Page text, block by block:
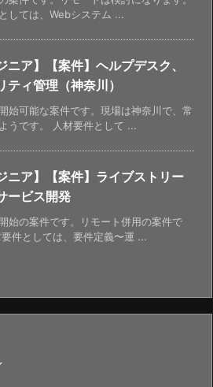
しては、Webシステム ...
ニア】【案件】ヘルプデスク、
ティ管理（神奈川）
始可能な案件です。現場は神奈川で、常
うです。 人材要件として ...
ニア】【案件】ライブストリー
ービス開発
始の案件です。リモート併用の案件で
件としては、要件定義〜運 ...